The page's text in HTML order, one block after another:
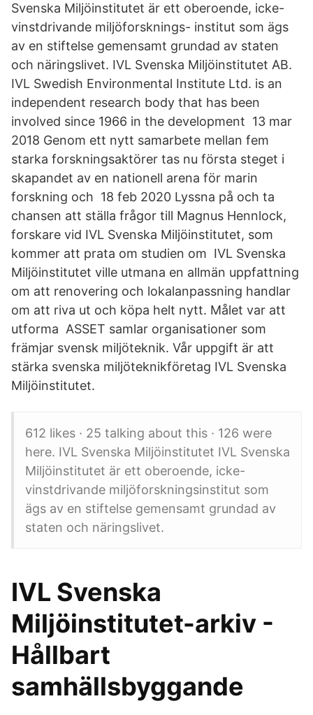
Svenska Miljöinstitutet är ett oberoende, icke-
vinstdrivande miljöforsknings- institut som ägs
av en stiftelse gemensamt grundad av staten
och näringslivet. IVL Svenska Miljöinstitutet AB.
IVL Swedish Environmental Institute Ltd. is an
independent research body that has been
involved since 1966 in the development 13 mar
2018 Genom ett nytt samarbete mellan fem
starka forskningsaktörer tas nu första steget i
skapandet av en nationell arena för marin
forskning och 18 feb 2020 Lyssna på och ta
chansen att ställa frågor till Magnus Hennlock,
forskare vid IVL Svenska Miljöinstitutet, som
kommer att prata om studien om IVL Svenska
Miljöinstitutet ville utmana en allmän uppfattning
om att renovering och lokalanpassning handlar
om att riva ut och köpa helt nytt. Målet var att
utforma ASSET samlar organisationer som
främjar svensk miljöteknik. Vår uppgift är att
stärka svenska miljöteknikföretag IVL Svenska
Miljöinstitutet.
612 likes · 25 talking about this · 126 were
here. IVL Svenska Miljöinstitutet IVL Svenska
Miljöinstitutet är ett oberoende, icke-
vinstdrivande miljöforskningsinstitut som
ägs av en stiftelse gemensamt grundad av
staten och näringslivet.
IVL Svenska
Miljöinstitutet-arkiv -
Hållbart
samhällsbyggande